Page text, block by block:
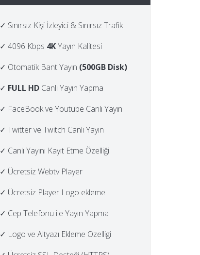
✓ Sınırsız Kişi İzleyici & Sınırsız Trafik
✓ 4096 Kbps 4KYayın Kalitesi
✓ Otomatik Bant Yayın (500GB Disk)
✓ FULL HD Canlı Yayın Yapma
✓ FaceBook ve Youtube Canlı Yayın
✓ Twitter ve Twitch Canlı Yayın
✓ Canlı Yayını Kayıt Etme Özelliği
✓ Ücretsiz Webtv Player
✓ Ücretsiz Player Logo ekleme
✓ Cep Telefonu ile Yayın Yapma
✓ Logo ve Altyazı Ekleme Özelligi